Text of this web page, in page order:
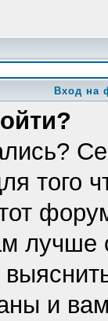
Вход на
того
лучше
и